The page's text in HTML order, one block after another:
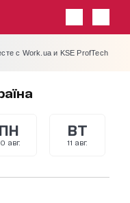
с Work.ua и KSE ProfTech
ПН
авг.
ВТ
11 авг.